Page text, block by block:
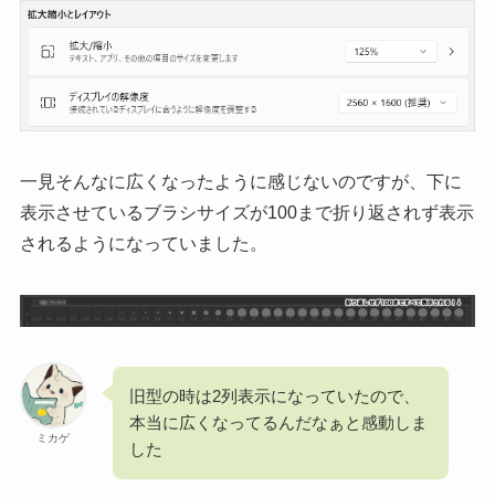
一見そんなに広くなったように感じないのですが、下に
表示させているブラシサイズが100まで折り返されず表示
されるようになっていました。
ミカゲ
旧型の時は2列表示になっていたので、
本当に広くなってるんだなぁと感動しま
した